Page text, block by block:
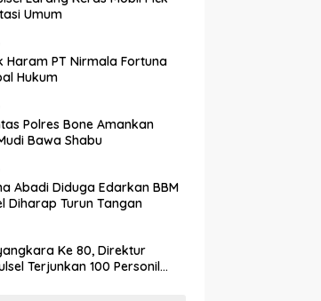
Umum
Haram PT Nirmala Fortuna
Hukum
Polres Bone Amankan
Bawa Shabu
Abadi Diduga Edarkan BBM
Diharap Turun Tangan
Ke 80, Direktur
Terjunkan 100 Personil